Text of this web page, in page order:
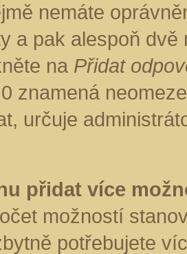
nemáte
a pak alespoň
na Přidat
znamená
určuje
přidat více
možností
potřebujete